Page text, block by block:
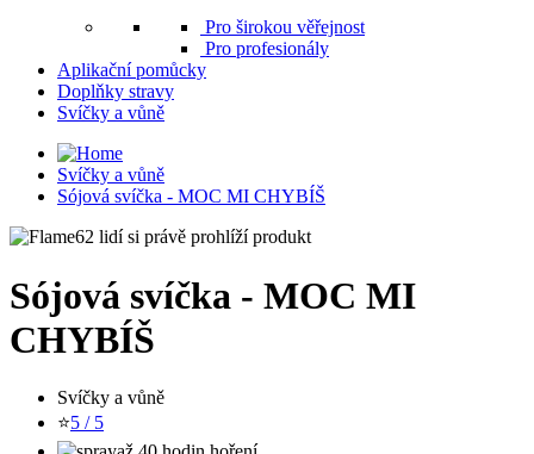
Pro širokou věřejnost
Pro profesionály
Aplikační pomůcky
Doplňky stravy
Svíčky a vůně
Svíčky a vůně
Sójová svíčka - MOC MI CHYBÍŠ
62 lidí si právě prohlíží produkt
Sójová svíčka - MOC MI
CHYBÍŠ
Svíčky a vůně
⭐5 / 5